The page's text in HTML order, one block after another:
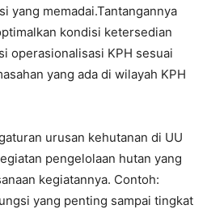
yang memadai.Tantangannya
kondisi ketersedian
operasionalisasi KPH sesuai
yang ada di wilayah KPH
urusan kehutanan di UU
pengelolaan hutan yang
kegiatannya. Contoh:
yang penting sampai tingkat